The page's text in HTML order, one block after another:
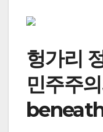
헝가리
민주주